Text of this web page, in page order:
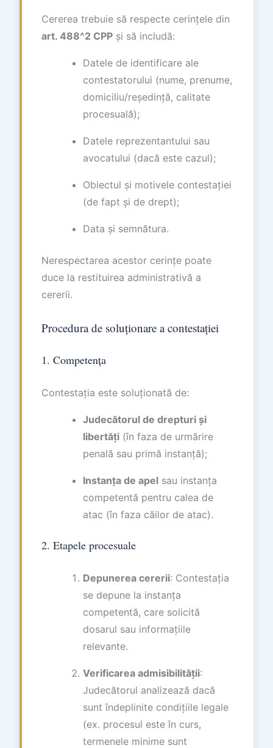
Cererea trebuie să respecte cerințele din
art. 488^2 CPP și să includă:
Datele de identificare ale
contestatorului (nume, prenume,
domiciliu/reședință, calitate
procesuală);
Datele reprezentantului sau
avocatului (dacă este cazul);
Obiectul și motivele contestației
(de fapt și de drept);
Data și semnătura.
Nerespectarea acestor cerințe poate
duce la restituirea administrativă a
cererii.
Procedura de soluționare a contestației
1. Competența
Contestația este soluționată de:
Judecătorul de drepturi și
libertăți (în faza de urmărire
penală sau primă instanță);
Instanța de apel sau instanța
competentă pentru calea de
atac (în faza căilor de atac).
2. Etapele procesuale
Depunerea cererii: Contestația
se depune la instanța
competentă, care solicită
dosarul sau informațiile
relevante.
Verificarea admisibilității:
Judecătorul analizează dacă
sunt îndeplinite condițiile legale
(ex. procesul este în curs,
termenele minime sunt